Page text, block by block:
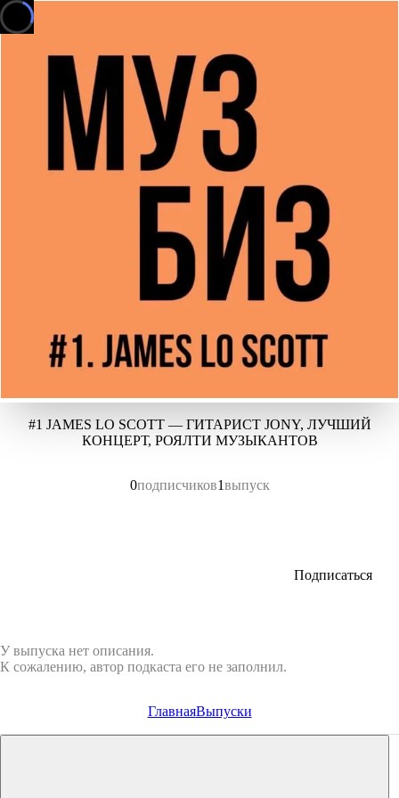
#1 JAMES LO SCOTT — ГИТАРИСТ JONY, ЛУЧШИЙ
КОНЦЕРТ, РОЯЛТИ МУЗЫКАНТОВ
0подписчиков1выпуск
Подписаться
У выпуска нет описания.
К сожалению, автор подкаста его не заполнил.
ГлавнаяВыпуски